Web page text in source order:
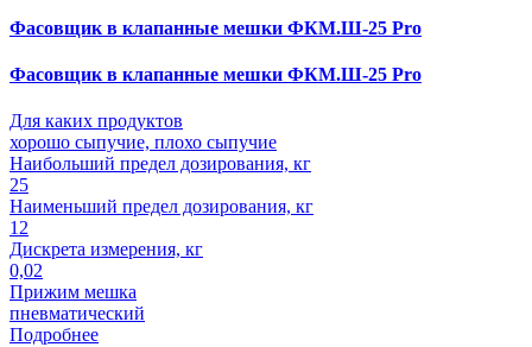
Фасовщик в клапанные мешки ФКМ.Ш-25 Pro
Фасовщик в клапанные мешки ФКМ.Ш-25 Pro
Для каких продуктов
хорошо сыпучие, плохо сыпучие
Наибольший предел дозирования, кг
25
Наименьший предел дозирования, кг
12
Дискрета измерения, кг
0,02
Прижим мешка
пневматический
Подробнее